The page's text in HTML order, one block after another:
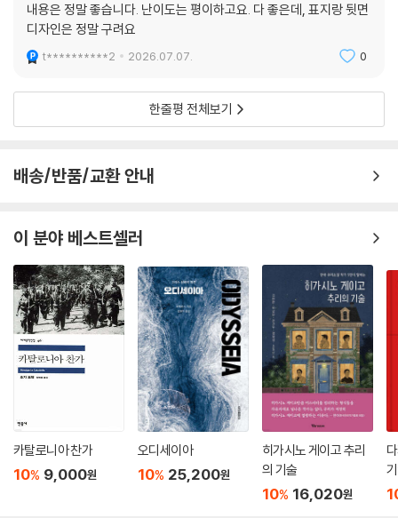
내용은 정말 좋습니다. 난이도는 평이하고요. 다 좋은데, 표지랑 뒷면
디자인은 정말 구려요
t**********2 2026.07.07. 0
한줄평 전체보기
배송/반품/교환 안내
이 분야 베스트셀러
카탈로니아 찬가
10% 9,000원
오디세이아
10% 25,200원
히가시노 게이고 추리
의 기술
10% 16,020원